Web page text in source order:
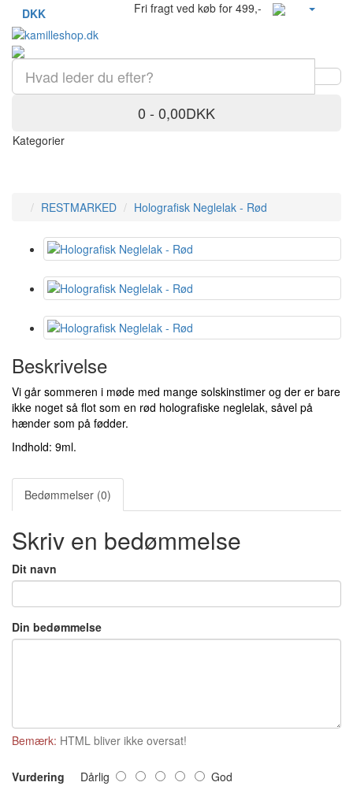
DKK Fri fragt ved køb for 499,-
0 - 0,00DKK
Kategorier
RESTMARKED Holografisk Neglelak - Rød
Beskrivelse
Vi går sommeren i møde med mange solskinstimer og der er bare
ikke noget så flot som en rød holografiske neglelak, såvel på
hænder som på fødder.
Indhold: 9ml.
Bedømmelser (0)
Skriv en bedømmelse
Dit navn
Din bedømmelse
Bemærk: HTML bliver ikke oversat!
Vurdering Dårlig God